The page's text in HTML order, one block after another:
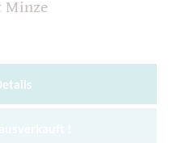
Minze